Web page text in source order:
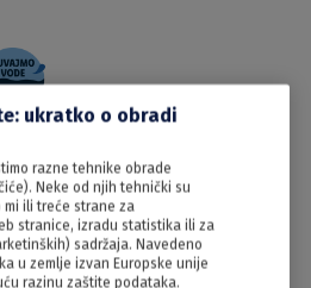
ukratko o obradi
razne tehnike obrade
Neke od njih tehnički su
mi ili treće strane za
stranice, izradu statistika ili za
sadržaja. Navedeno
u zemlje izvan Europske unije
razinu zaštite podataka.